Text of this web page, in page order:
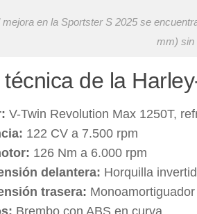
mejora en la Sportster S 2025 se
mm) sin
técnica de la
V-Twin Revolution Max 1250T,
122 CV a 7.500 rpm
126 Nm a 6.000 rpm
delantera: Horquilla
trasera: